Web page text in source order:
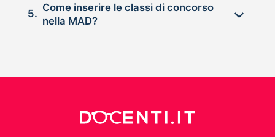
5.
Come inserire le classi di concorso
nella MAD?